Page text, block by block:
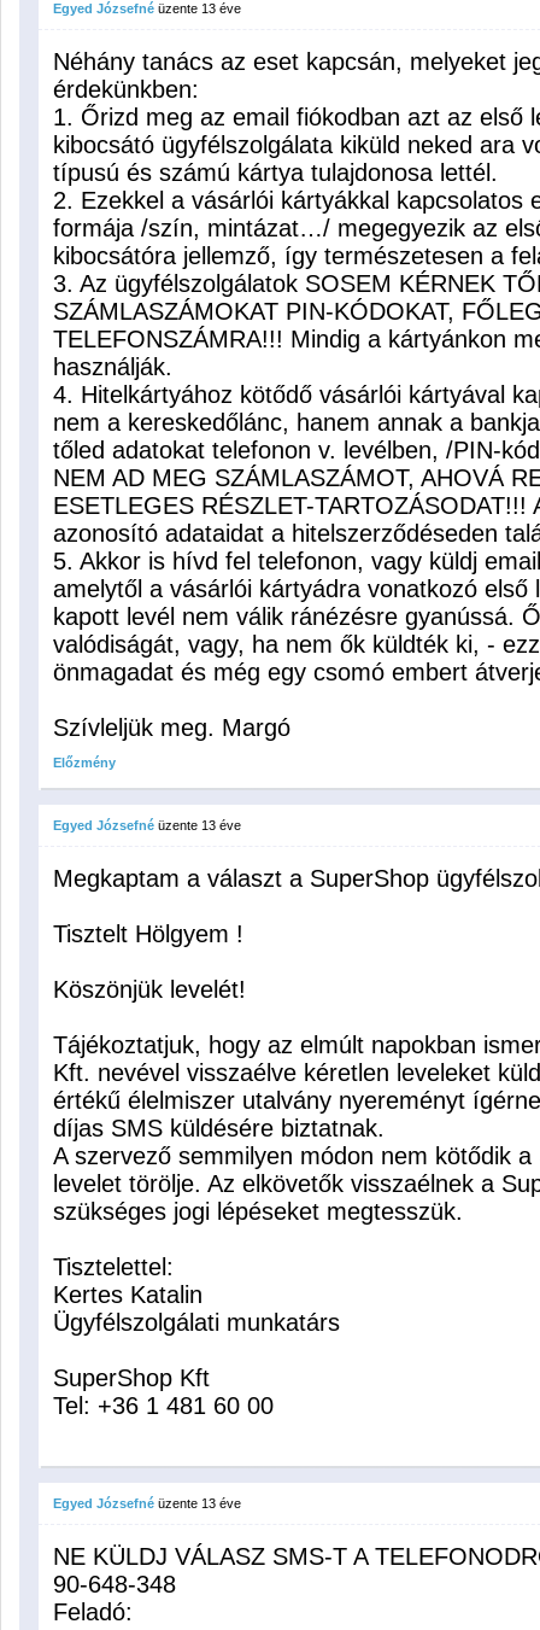
Egyed Józsefné üzente 13 éve
Néhány tanács az eset kapcsán, melyeket
érdekünkben:
1. Őrizd meg az email fiókodban azt az első
kibocsátó ügyfélszolgálata kiküld neked ara
típusú és számú kártya tulajdonosa lettél.
2. Ezekkel a vásárlói kártyákkal kapcsolatos
formája /szín, mintázat…/ megegyezik az
kibocsátóra jellemző, így természetesen a
3. Az ügyfélszolgálatok SOSEM KÉRNEK
SZÁMLASZÁMOKAT PIN-KÓDOKAT,
TELEFONSZÁMRA!!! Mindig a kártyánkon
használják.
4. Hitelkártyához kötődő vásárlói kártyával
nem a kereskedőlánc, hanem annak a
tőled adatokat telefonon v. levélben, /PIN-
NEM AD MEG SZÁMLASZÁMOT, AHOVÁ
ESETLEGES RÉSZLET-TARTOZÁSODAT!!!
azonosító adataidat a hitelszerződéseden
5. Akkor is hívd fel telefonon, vagy küldj
amelytől a vásárlói kártyádra vonatkozó
kapott levél nem válik ránézésre gyanússá.
valódiságát, vagy, ha nem ők küldték ki, -
önmagadat és még egy csomó embert
Szívleljük meg. Margó
Előzmény
Egyed Józsefné üzente 13 éve
Megkaptam a választ a SuperShop
Tisztelt Hölgyem !
Köszönjük levelét!
Tájékoztatjuk, hogy az elmúlt napokban
Kft. nevével visszaélve kéretlen leveleket
értékű élelmiszer utalvány nyereményt
díjas SMS küldésére biztatnak.
A szervező semmilyen módon nem kötődik
levelet törölje. Az elkövetők visszaélnek a
szükséges jogi lépéseket megtesszük.
Tisztelettel:
Kertes Katalin
Ügyfélszolgálati munkatárs
SuperShop Kft
Tel: +36 1 481 60 00
Egyed Józsefné üzente 13 éve
NE KÜLDJ VÁLASZ SMS-T A
90-648-348
Feladó: